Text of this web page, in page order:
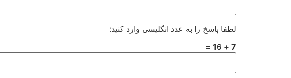
لطفا پاسخ را به عدد انگلیسی وارد کنید:
7 + 16 =